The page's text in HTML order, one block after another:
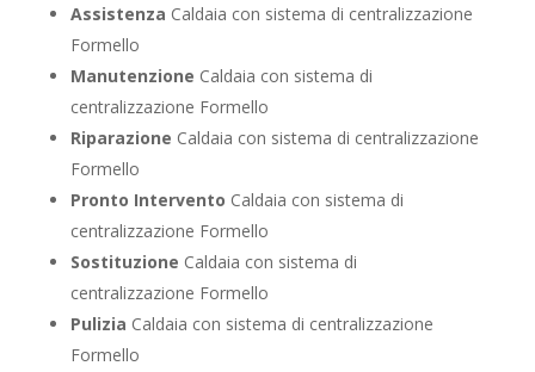
Assistenza Caldaia con sistema di centralizzazione
Formello
Manutenzione Caldaia con sistema di
centralizzazione Formello
Riparazione Caldaia con sistema di centralizzazione
Formello
Pronto Intervento Caldaia con sistema di
centralizzazione Formello
Sostituzione Caldaia con sistema di
centralizzazione Formello
Pulizia Caldaia con sistema di centralizzazione
Formello